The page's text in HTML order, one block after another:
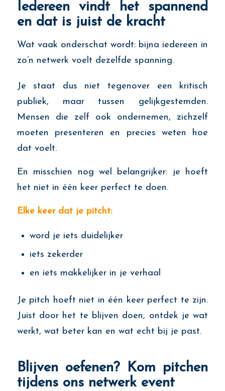
Iedereen vindt het spannend
en dat is juist de kracht
Wat vaak onderschat wordt: bijna iedereen in
zo’n netwerk voelt dezelfde spanning.
Je staat dus niet tegenover een kritisch
publiek, maar tussen gelijkgestemden.
Mensen die zelf ook ondernemen, zichzelf
moeten presenteren en precies weten hoe
dat voelt.
En misschien nog wel belangrijker: je hoeft
het niet in één keer perfect te doen.
Elke keer dat je pitcht:
word je iets duidelijker
iets zekerder
en iets makkelijker in je verhaal
Je pitch hoeft niet in één keer perfect te zijn.
Juist door het te blijven doen, ontdek je wat
werkt, wat beter kan en wat echt bij je past.
Blijven oefenen? Kom pitchen
tijdens ons netwerk event